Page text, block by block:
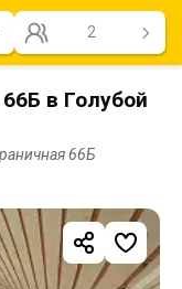
2
в Голубой
66Б